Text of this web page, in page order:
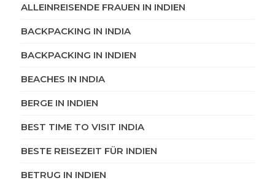
ALLEINREISENDE FRAUEN IN INDIEN
BACKPACKING IN INDIA
BACKPACKING IN INDIEN
BEACHES IN INDIA
BERGE IN INDIEN
BEST TIME TO VISIT INDIA
BESTE REISEZEIT FÜR INDIEN
BETRUG IN INDIEN